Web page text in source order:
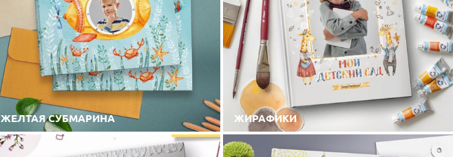
ЖЕЛТАЯ СУБМАРИНА ЖИРАФИКИ